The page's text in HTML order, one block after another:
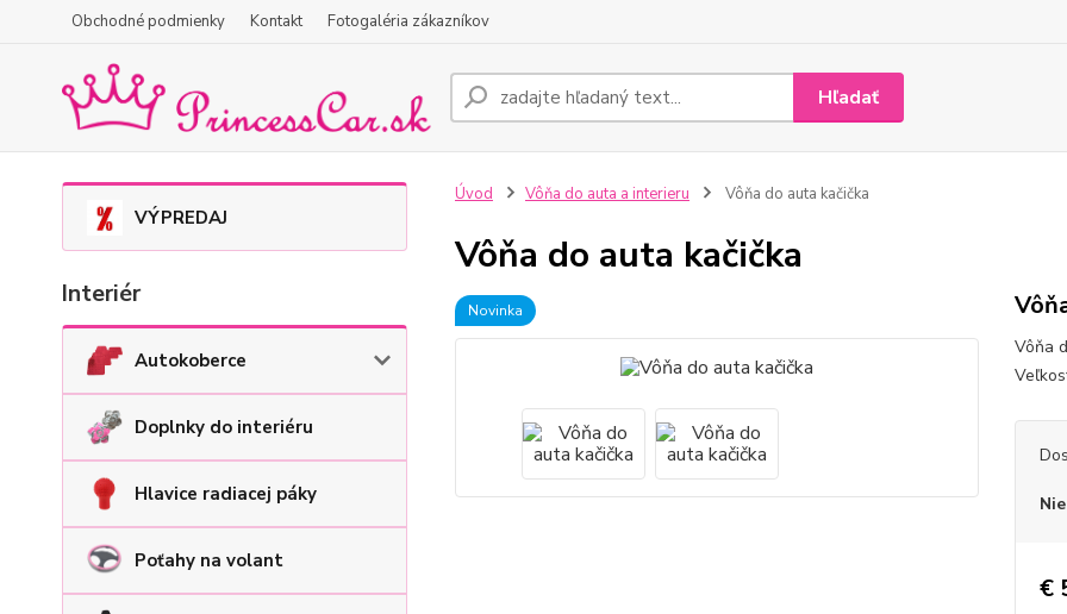
Obchodné podmienky Kontakt Fotogaléria zákazníkov
Hľadať
VÝPREDAJ
Interiér
Autokoberce
Doplnky do interiéru
Hlavice radiacej páky
Poťahy na volant
Úvod Vôňa do auta a interieru Vôňa do auta kačička
Vôňa do auta kačička
Novinka
Vôňa
€